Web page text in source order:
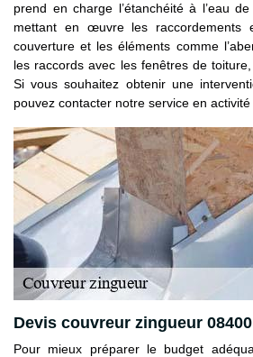
prend en charge l’étanchéité à l’eau
mettant en œuvre les raccordements
couverture et les éléments comme
les raccords avec les fenêtres de
Si vous souhaitez obtenir une
pouvez contacter notre service en activité
Devis couvreur zingueur 08400
Pour mieux préparer le budget